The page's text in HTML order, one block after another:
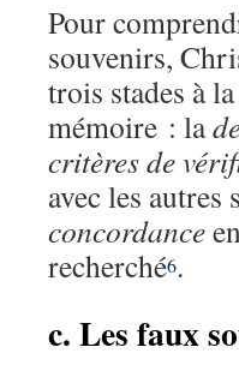
Pour
souvenirs,
trois stades à
mémoire : la
critères de
avec les autres
concordance
recherché6.
c. Les faux